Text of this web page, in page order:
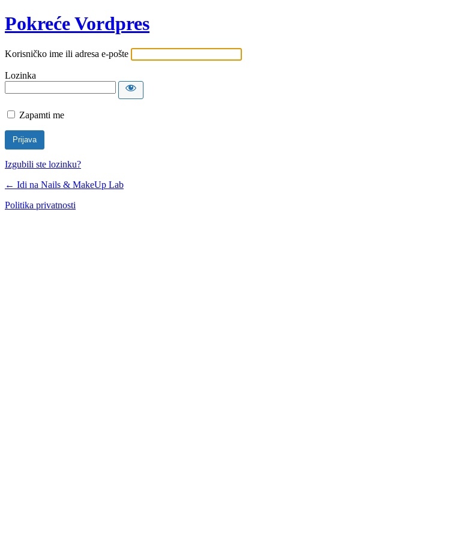
Pokreće Vordpres
Korisničko ime ili adresa e-pošte
Lozinka
Zapamti me
Izgubili ste lozinku?
← Idi na Nails & MakeUp Lab
Politika privatnosti